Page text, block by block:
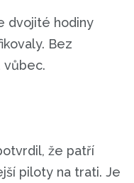
dvojité hodiny
Bez
vůbec.
že patří
piloty na trati. Je